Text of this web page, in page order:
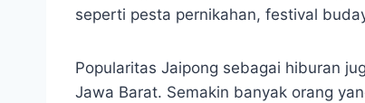
seperti pesta pernikahan, festival
Popularitas Jaipong sebagai hiburan
Jawa Barat. Semakin banyak orang